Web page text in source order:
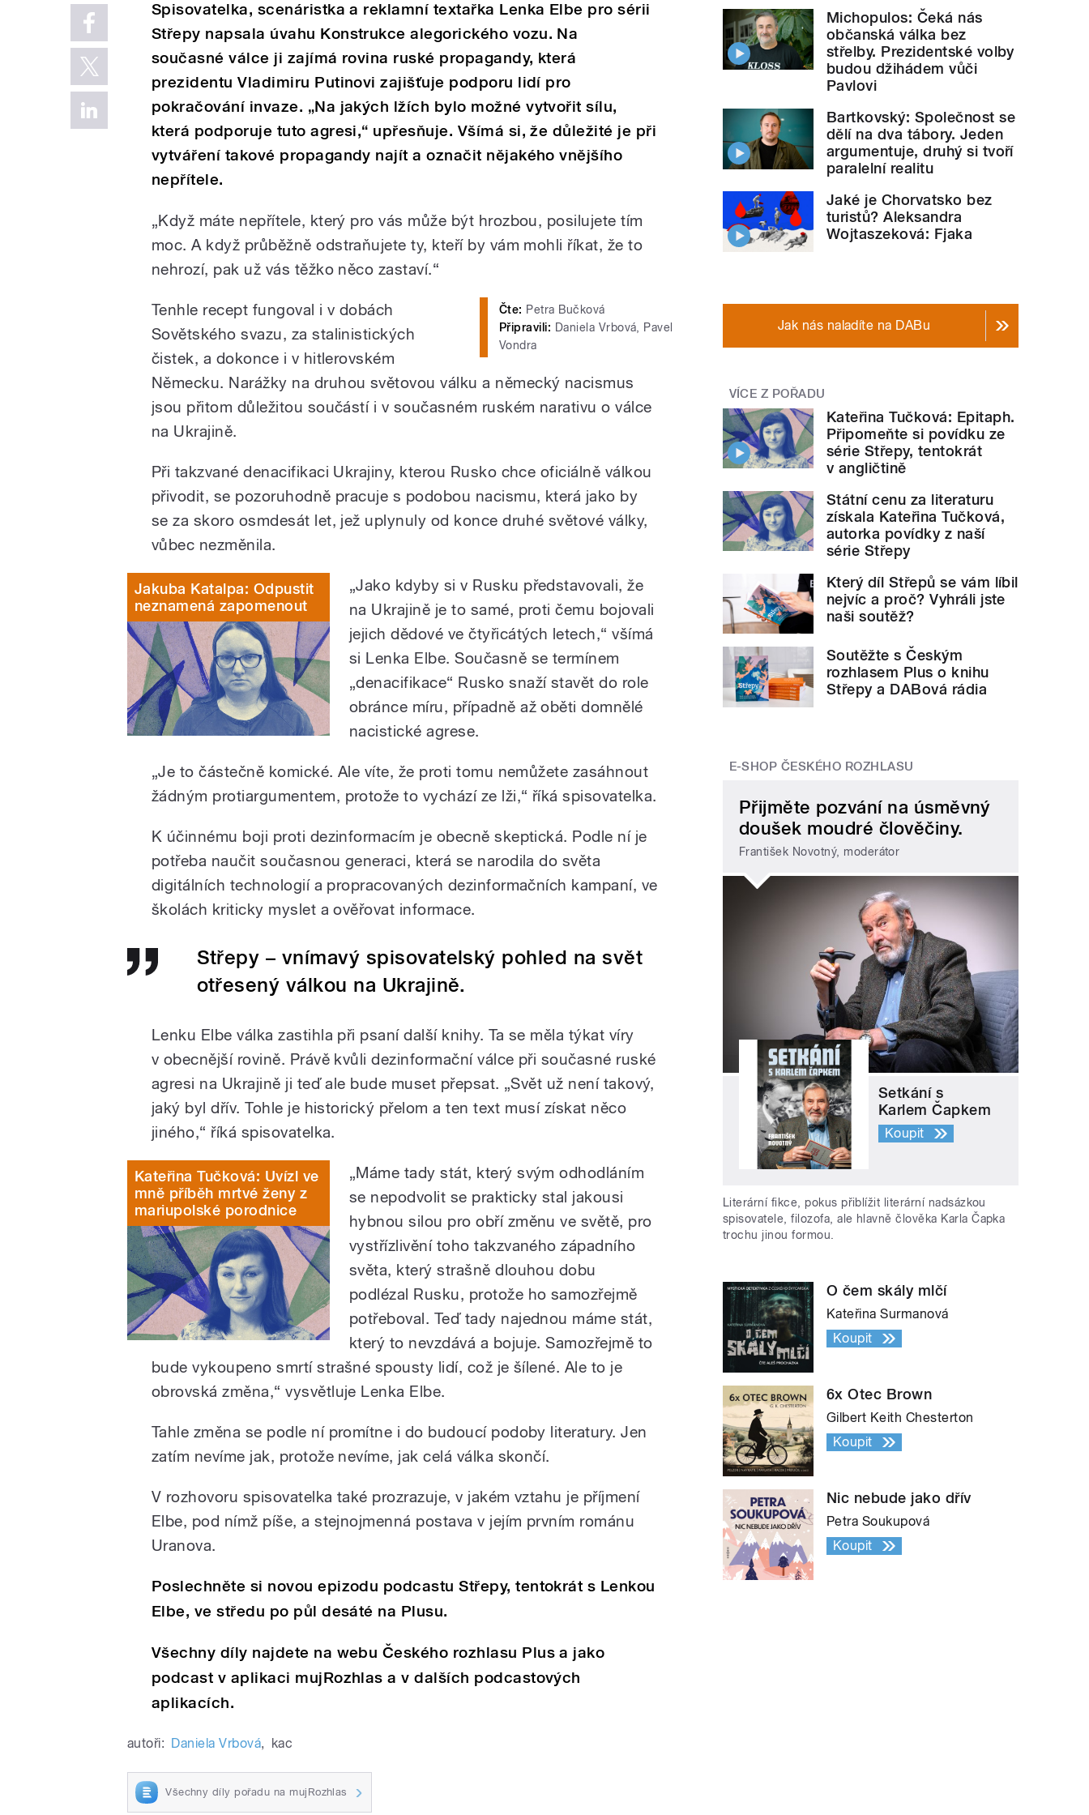
Spisovatelka, scenáristka a reklamní textařka Lenka Elbe pro sérii
Střepy napsala úvahu Konstrukce alegorického vozu. Na
současné válce ji zajímá rovina ruské propagandy, která
prezidentu Vladimiru Putinovi zajišťuje podporu lidí pro
pokračování invaze. „Na jakých lžích bylo možné vytvořit sílu,
která podporuje tuto agresi,“ upřesňuje. Všímá si, že důležité je při
vytváření takové propagandy najít a označit nějakého vnějšího
nepřítele.
„Když máte nepřítele, který pro vás může být hrozbou, posilujete tím
moc. A když průběžně odstraňujete ty, kteří by vám mohli říkat, že to
nehrozí, pak už vás těžko něco zastaví.“
Čte: Petra Bučková
Připravili: Daniela Vrbová, Pavel
Vondra
Tenhle recept fungoval i v dobách
Sovětského svazu, za stalinistických
čistek, a dokonce i v hitlerovském
Německu. Narážky na druhou světovou válku a německý nacismus
jsou přitom důležitou součástí i v současném ruském narativu o válce
na Ukrajině.
Při takzvané denacifikaci Ukrajiny, kterou Rusko chce oficiálně válkou
přivodit, se pozoruhodně pracuje s podobou nacismu, která jako by
se za skoro osmdesát let, jež uplynuly od konce druhé světové války,
vůbec nezměnila.
Jakuba Katalpa: Odpustit
neznamená zapomenout
„Jako kdyby si v Rusku představovali, že
na Ukrajině je to samé, proti čemu bojovali
jejich dědové ve čtyřicátých letech,“ všímá
si Lenka Elbe. Současně se termínem
„denacifikace“ Rusko snaží stavět do role
obránce míru, případně až oběti domnělé
nacistické agrese.
„Je to částečně komické. Ale víte, že proti tomu nemůžete zasáhnout
žádným protiargumentem, protože to vychází ze lži,“ říká spisovatelka.
K účinnému boji proti dezinformacím je obecně skeptická. Podle ní je
potřeba naučit současnou generaci, která se narodila do světa
digitálních technologií a propracovaných dezinformačních kampaní, ve
školách kriticky myslet a ověřovat informace.
Střepy – vnímavý spisovatelský pohled na svět
otřesený válkou na Ukrajině.
Lenku Elbe válka zastihla při psaní další knihy. Ta se měla týkat víry
v obecnější rovině. Právě kvůli dezinformační válce při současné ruské
agresi na Ukrajině ji teď ale bude muset přepsat. „Svět už není takový,
jaký byl dřív. Tohle je historický přelom a ten text musí získat něco
jiného,“ říká spisovatelka.
Kateřina Tučková: Uvízl ve
mně příběh mrtvé ženy z
mariupolské porodnice
„Máme tady stát, který svým odhodláním
se nepodvolit se prakticky stal jakousi
hybnou silou pro obří změnu ve světě, pro
vystřízlivění toho takzvaného západního
světa, který strašně dlouhou dobu
podlézal Rusku, protože ho samozřejmě
potřeboval. Teď tady najednou máme stát,
který to nevzdává a bojuje. Samozřejmě to
bude vykoupeno smrtí strašné spousty lidí, což je šílené. Ale to je
obrovská změna,“ vysvětluje Lenka Elbe.
Tahle změna se podle ní promítne i do budoucí podoby literatury. Jen
zatím nevíme jak, protože nevíme, jak celá válka skončí.
V rozhovoru spisovatelka také prozrazuje, v jakém vztahu je příjmení
Elbe, pod nímž píše, a stejnojmenná postava v jejím prvním románu
Uranova.
Poslechněte si novou epizodu podcastu Střepy, tentokrát s Lenkou
Elbe, ve středu po půl desáté na Plusu.
Všechny díly najdete na webu Českého rozhlasu Plus a jako
podcast v aplikaci mujRozhlas a v dalších podcastových
aplikacích.
autoři: Daniela Vrbová, kac
Všechny díly pořadu na mujRozhlas
Michopulos: Čeká nás
občanská válka bez
střelby. Prezidentské volby
budou džihádem vůči
Pavlovi
Bartkovský: Společnost se
dělí na dva tábory. Jeden
argumentuje, druhý si tvoří
paralelní realitu
Jaké je Chorvatsko bez
turistů? Aleksandra
Wojtaszeková: Fjaka
Jak nás naladíte na DABu
VÍCE Z POŘADU
Kateřina Tučková: Epitaph.
Připomeňte si povídku ze
série Střepy, tentokrát
v angličtině
Státní cenu za literaturu
získala Kateřina Tučková,
autorka povídky z naší
série Střepy
Který díl Střepů se vám líbil
nejvíc a proč? Vyhráli jste
naši soutěž?
Soutěžte s Českým
rozhlasem Plus o knihu
Střepy a DABová rádia
E-SHOP ČESKÉHO ROZHLASU
Přijměte pozvání na úsměvný
doušek moudré člověčiny.
František Novotný, moderátor
Setkání s
Karlem Čapkem
Koupit
Literární fikce, pokus přiblížit literární nadsázkou
spisovatele, filozofa, ale hlavně člověka Karla Čapka
trochu jinou formou.
O čem skály mlčí
Kateřina Surmanová
Koupit
6x Otec Brown
Gilbert Keith Chesterton
Koupit
Nic nebude jako dřív
Petra Soukupová
Koupit